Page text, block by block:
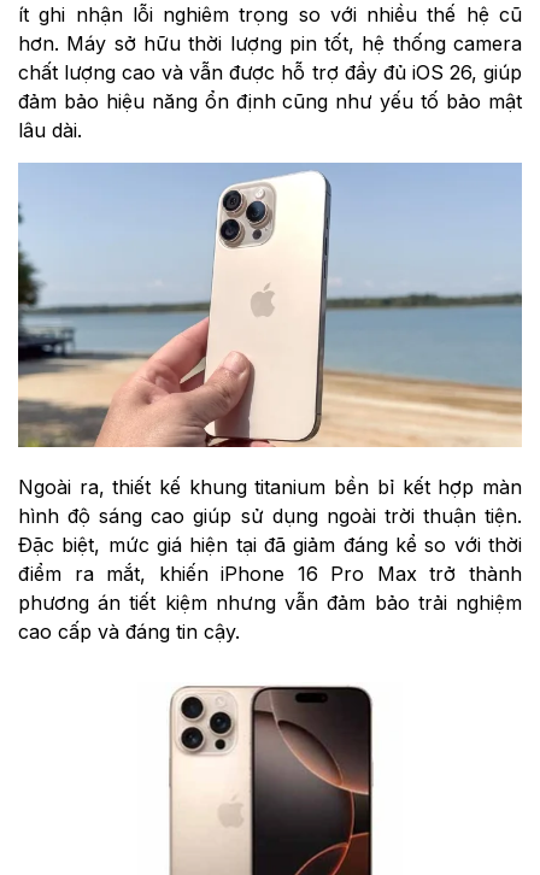
ít ghi nhận lỗi nghiêm trọng so với nhiều thế hệ cũ
hơn. Máy sở hữu thời lượng pin tốt, hệ thống camera
chất lượng cao và vẫn được hỗ trợ đầy đủ iOS 26, giúp
đảm bảo hiệu năng ổn định cũng như yếu tố bảo mật
lâu dài.
Ngoài ra, thiết kế khung titanium bền bỉ kết hợp màn
hình độ sáng cao giúp sử dụng ngoài trời thuận tiện.
Đặc biệt, mức giá hiện tại đã giảm đáng kể so với thời
điểm ra mắt, khiến iPhone 16 Pro Max trở thành
phương án tiết kiệm nhưng vẫn đảm bảo trải nghiệm
cao cấp và đáng tin cậy.